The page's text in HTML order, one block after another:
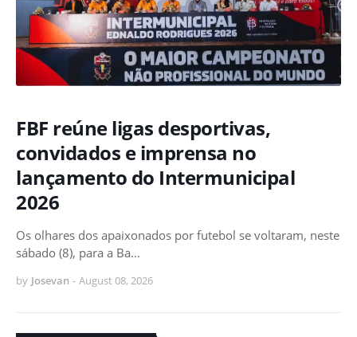
FBF reúne ligas desportivas,
convidados e imprensa no
lançamento do Intermunicipal
2026
Os olhares dos apaixonados por futebol se voltaram, neste
sábado (8), para a Ba…
by Josevan - August 08, 2026